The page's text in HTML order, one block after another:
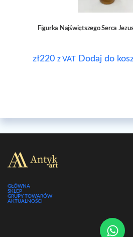
Figurka Najświętszego Serca
zł220 z VAT Dodaj do
GŁÓWNA
SKLEP
GRUPY TOWARÓW
AKTUALNOŚCI